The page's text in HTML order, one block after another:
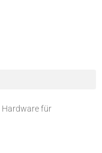
Hardware für